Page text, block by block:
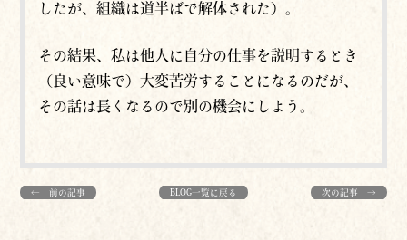
したが、組織は道半ばで解体された）。
その結果、私は他人に自分の仕事を説明するとき
（良い意味で）大変苦労することになるのだが、
その話は長くなるので別の機会にしよう。
← 前の記事 BLOG一覧に戻る 次の記事 →